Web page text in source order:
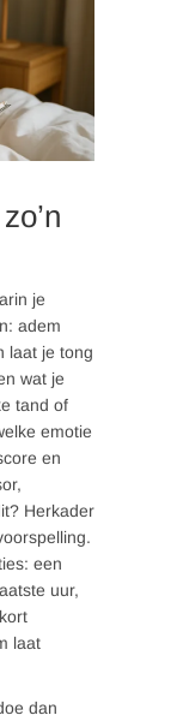
je
adem
laat je tong
wat je
tand of
emotie
en
Herkader
een
uur,
laat
dan